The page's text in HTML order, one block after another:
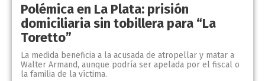
Polémica en La Plata: prisión
domiciliaria sin tobillera para “La
Toretto”
La medida beneficia a la acusada de atropellar y matar a
Walter Armand, aunque podría ser apelada por el fiscal o
la familia de la víctima.